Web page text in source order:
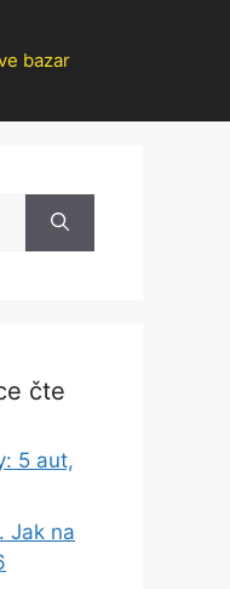
bazar
čte
5 aut,
Jak na